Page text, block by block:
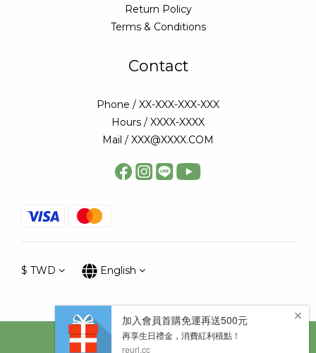
Return Policy
Terms & Conditions
Contact
Phone / XX-XXX-XXX-XXX
Hours / XXXX-XXXX
Mail / XXX@XXXX.COM
$ TWD English
Copyright © 太陽星網路科技股份有限公司